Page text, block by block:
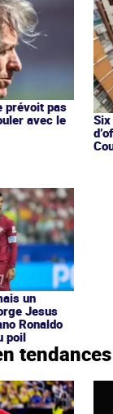
prévoit pas
avec le
un
Jesus
Ronaldo
poil
tendances